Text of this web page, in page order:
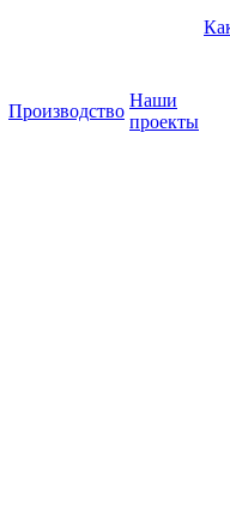
Производство
Наши
проекты